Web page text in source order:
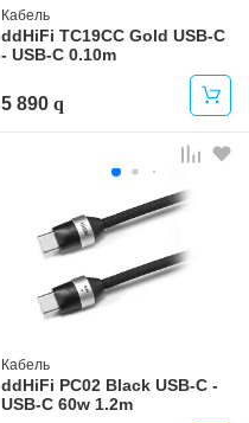
Кабель
ddHiFi TC19CC Gold USB-C
- USB-C 0.10m
5 890
Кабель
ddHiFi PC02 Black USB-C -
USB-C 60w 1.2m